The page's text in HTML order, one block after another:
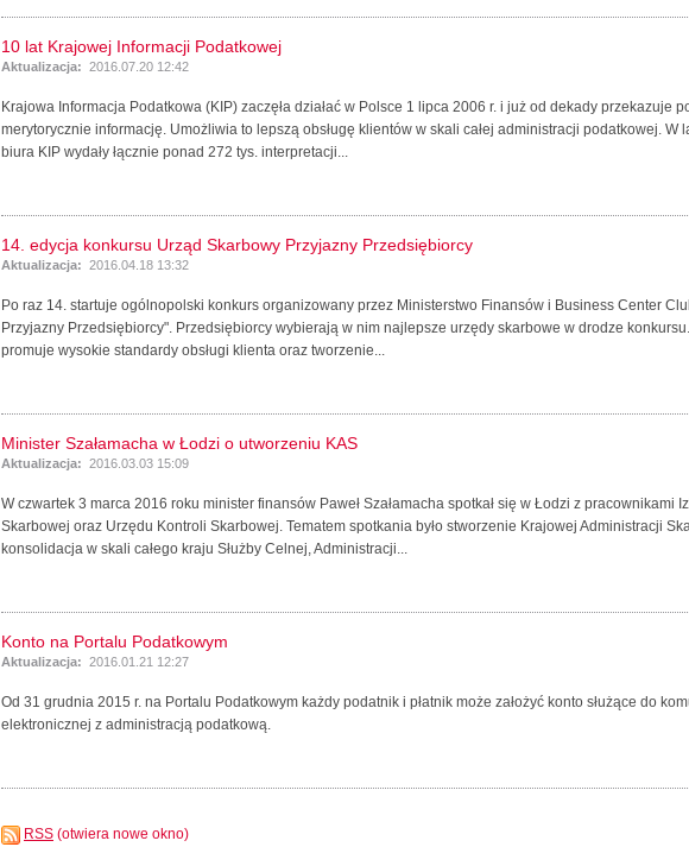
10 lat Krajowej Informacji Podatkowej
Aktualizacja: 2016.07.20 12:42
Krajowa Informacja Podatkowa (KIP) zaczęła działać w Polsce 1 lipca 2006 r. i już od dekady przekazuje
merytorycznie informację. Umożliwia to lepszą obsługę klientów w skali całej administracji podatkowej. W
biura KIP wydały łącznie ponad 272 tys. interpretacji...
14. edycja konkursu Urząd Skarbowy Przyjazny Przedsiębiorcy
Aktualizacja: 2016.04.18 13:32
Po raz 14. startuje ogólnopolski konkurs organizowany przez Ministerstwo Finansów i Business Center
Przyjazny Przedsiębiorcy". Przedsiębiorcy wybierają w nim najlepsze urzędy skarbowe w drodze
promuje wysokie standardy obsługi klienta oraz tworzenie...
Minister Szałamacha w Łodzi o utworzeniu KAS
Aktualizacja: 2016.03.03 15:09
W czwartek 3 marca 2016 roku minister finansów Paweł Szałamacha spotkał się w Łodzi z pracownikami
Skarbowej oraz Urzędu Kontroli Skarbowej. Tematem spotkania było stworzenie Krajowej Administracji
konsolidacja w skali całego kraju Służby Celnej, Administracji...
Konto na Portalu Podatkowym
Aktualizacja: 2016.01.21 12:27
Od 31 grudnia 2015 r. na Portalu Podatkowym każdy podatnik i płatnik może założyć konto służące do
elektronicznej z administracją podatkową.
RSS (otwiera nowe okno)